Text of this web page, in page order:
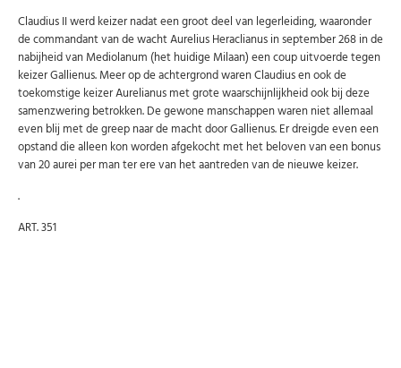
Claudius II werd keizer nadat een groot deel van legerleiding, waaronder
de commandant van de wacht Aurelius Heraclianus in september 268 in de
nabijheid van Mediolanum (het huidige Milaan) een coup uitvoerde tegen
keizer Gallienus. Meer op de achtergrond waren Claudius en ook de
toekomstige keizer Aurelianus met grote waarschijnlijkheid ook bij deze
samenzwering betrokken. De gewone manschappen waren niet allemaal
even blij met de greep naar de macht door Gallienus. Er dreigde even een
opstand die alleen kon worden afgekocht met het beloven van een bonus
van 20 aurei per man ter ere van het aantreden van de nieuwe keizer.
.
ART. 351